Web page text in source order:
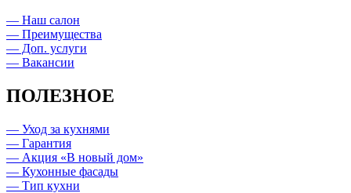
— Наш салон
— Преимущества
— Доп. услуги
— Вакансии
ПОЛЕЗНОЕ
— Уход за кухнями
— Гарантия
— Акция «В новый дом»
— Кухонные фасады
— Тип кухни